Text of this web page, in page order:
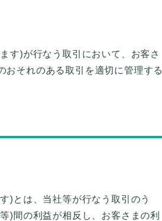
す)が行なう取引において、お客さ
おそれのある取引を適切に管理する
)とは、当社等が行なう取引のう
)間の利益が相反し、お客さまの利